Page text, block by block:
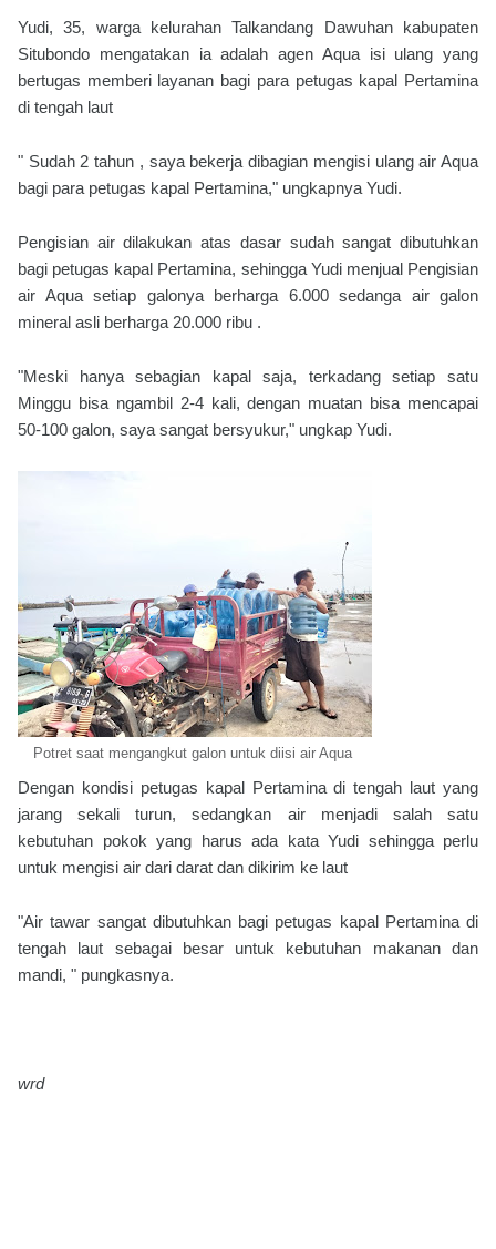
Yudi, 35, warga kelurahan Talkandang Dawuhan kabupaten
Situbondo mengatakan ia adalah agen Aqua isi ulang yang
bertugas memberi layanan bagi para petugas kapal Pertamina
di tengah laut
" Sudah 2 tahun , saya bekerja dibagian mengisi ulang air Aqua
bagi para petugas kapal Pertamina," ungkapnya Yudi.
Pengisian air dilakukan atas dasar sudah sangat dibutuhkan
bagi petugas kapal Pertamina, sehingga Yudi menjual Pengisian
air Aqua setiap galonya berharga 6.000 sedanga air galon
mineral asli berharga 20.000 ribu .
"Meski hanya sebagian kapal saja, terkadang setiap satu
Minggu bisa ngambil 2-4 kali, dengan muatan bisa mencapai
50-100 galon, saya sangat bersyukur," ungkap Yudi.
Potret saat mengangkut galon untuk diisi air Aqua
Dengan kondisi petugas kapal Pertamina di tengah laut yang
jarang sekali turun, sedangkan air menjadi salah satu
kebutuhan pokok yang harus ada kata Yudi sehingga perlu
untuk mengisi air dari darat dan dikirim ke laut
"Air tawar sangat dibutuhkan bagi petugas kapal Pertamina di
tengah laut sebagai besar untuk kebutuhan makanan dan
mandi, " pungkasnya.
wrd